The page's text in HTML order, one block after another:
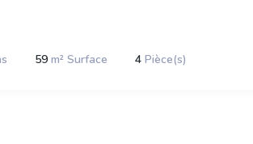
59 m² Surface 4 Pièce(s)